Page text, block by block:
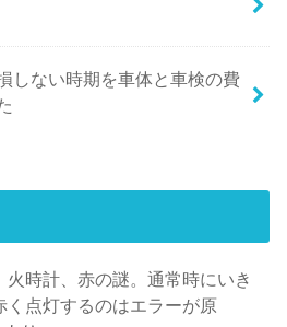
しない時期を車体と車検の費
火時計、赤の謎。通常時にいき
く点灯するのはエラーが原